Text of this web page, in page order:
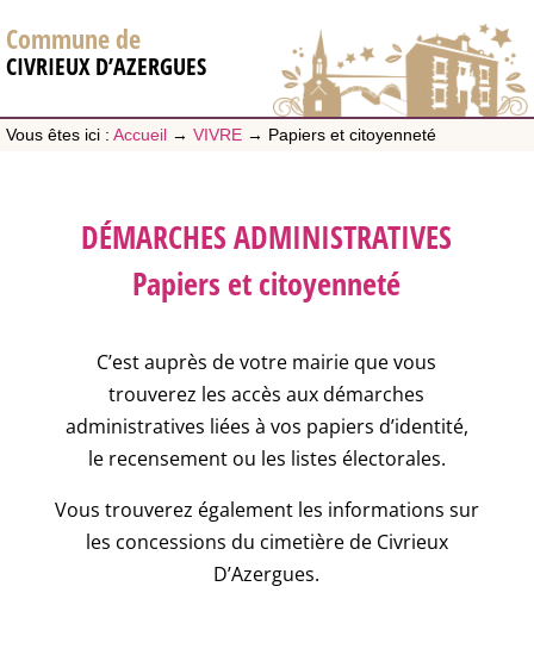
Commune de
CIVRIEUX D’AZERGUES
Vous êtes ici : Accueil → VIVRE → Papiers et citoyenneté
DÉMARCHES ADMINISTRATIVES
Papiers et citoyenneté
C’est auprès de votre mairie que vous
trouverez les accès aux démarches
administratives liées à vos papiers d’identité,
le recensement ou les listes électorales.
Vous trouverez également les informations sur
les concessions du cimetière de Civrieux
D’Azergues.